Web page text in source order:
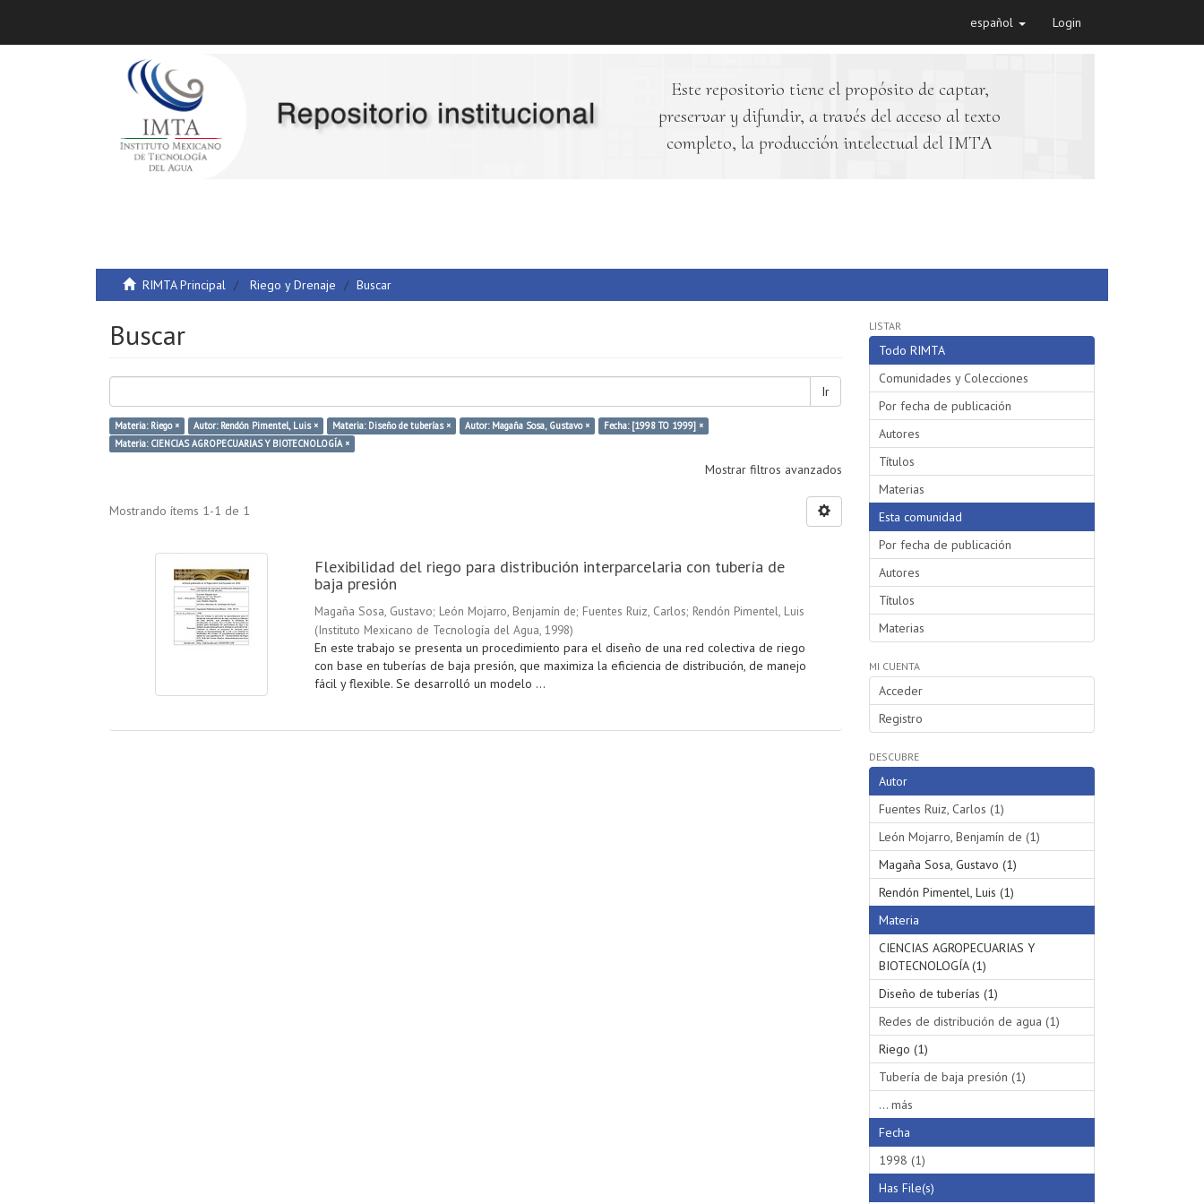
español Login
Este repositorio tiene el propósito de captar,
preservar y difundir, a través del acceso al texto
completo, la producción intelectual del IMTA
RIMTA Principal Riego y Drenaje Buscar
Buscar
Ir
Materia: Riego × Autor: Rendón Pimentel, Luis × Materia: Diseño de tuberías × Autor: Magaña Sosa, Gustavo ×
Fecha: [1998 TO 1999] ×
Materia: CIENCIAS AGROPECUARIAS Y BIOTECNOLOGÍA ×
Mostrar filtros avanzados
Mostrando ítems 1-1 de 1
Flexibilidad del riego para distribución interparcelaria con tubería de
baja presión
Magaña Sosa, Gustavo; León Mojarro, Benjamín de; Fuentes Ruiz, Carlos; Rendón Pimentel, Luis
(Instituto Mexicano de Tecnología del Agua, 1998)
En este trabajo se presenta un procedimiento para el diseño de una red colectiva de riego
con base en tuberías de baja presión, que maximiza la eficiencia de distribución, de manejo
fácil y flexible. Se desarrolló un modelo ...
LISTAR
Todo RIMTA
Comunidades y Colecciones
Por fecha de publicación
Autores
Títulos
Materias
Esta comunidad
Por fecha de publicación
Autores
Títulos
Materias
MI CUENTA
Acceder
Registro
DESCUBRE
Autor
Fuentes Ruiz, Carlos (1)
León Mojarro, Benjamín de (1)
Magaña Sosa, Gustavo (1)
Rendón Pimentel, Luis (1)
Materia
CIENCIAS AGROPECUARIAS Y
BIOTECNOLOGÍA (1)
Diseño de tuberías (1)
Redes de distribución de agua (1)
Riego (1)
Tubería de baja presión (1)
... más
Fecha
1998 (1)
Has File(s)